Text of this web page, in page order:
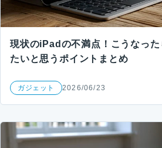
現状のiPadの不満点！こうなっ
たいと思うポイントまとめ
ガジェット 2026/06/23